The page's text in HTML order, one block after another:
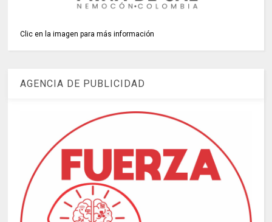
Clic en la imagen para más información
AGENCIA DE PUBLICIDAD